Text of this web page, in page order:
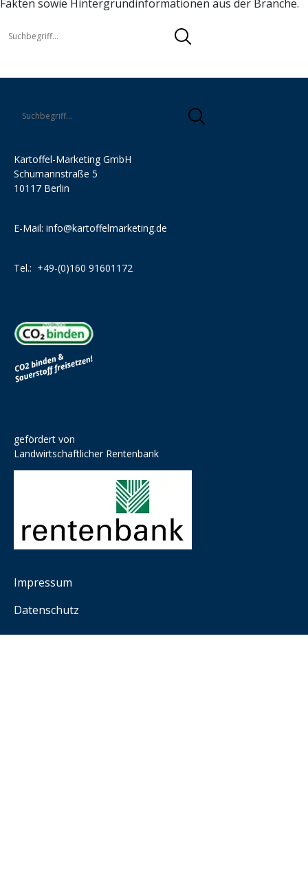
Fakten sowie Hintergrundinformationen aus der Branche.
Kartoffel-Marketing GmbH
Schumannstraße 5
10117 Berlin
E-Mail: info@kartoffelmarketing.de
Tel.: +49-(0)160 91601172
gefördert von
Landwirtschaftlicher Rentenbank
Impressum
Datenschutz